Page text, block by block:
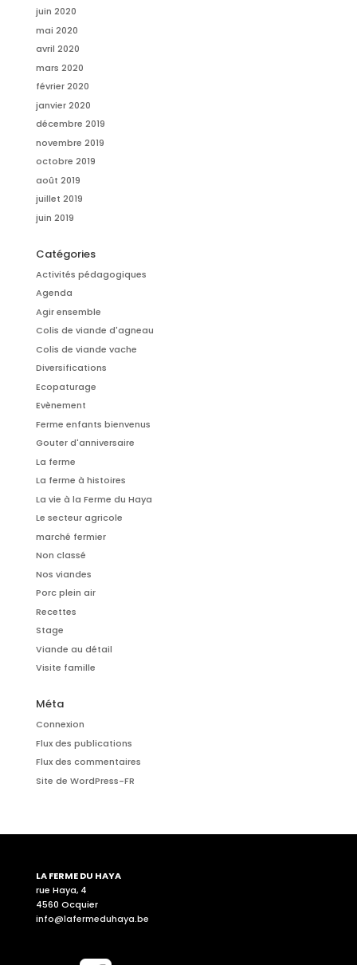
juin 2020
mai 2020
avril 2020
mars 2020
février 2020
janvier 2020
décembre 2019
novembre 2019
octobre 2019
août 2019
juillet 2019
juin 2019
Catégories
Activités pédagogiques
Agenda
Agir ensemble
Colis de viande d'agneau
Colis de viande vache
Diversifications
Ecopaturage
Evènement
Ferme enfants bienvenus
Gouter d'anniversaire
La ferme
La ferme à histoires
La vie à la Ferme du Haya
Le secteur agricole
marché fermier
Non classé
Nos viandes
Porc plein air
Recettes
Stage
Viande au détail
Visite famille
Méta
Connexion
Flux des publications
Flux des commentaires
Site de WordPress-FR
LA FERME DU HAYA
rue Haya, 4
4560 Ocquier
info@lafermeduhaya.be